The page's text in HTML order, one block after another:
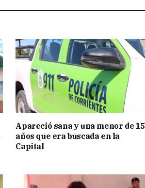
Apareció sana y una menor de 15
años que era buscada en la
Capital